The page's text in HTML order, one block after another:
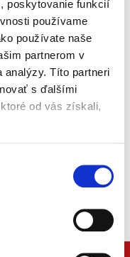
poskytovanie funkcií
používame
používate naše
partnerom v
analýzy. Títo partneri
s ďalšími
od vás získali,
viac ako 11